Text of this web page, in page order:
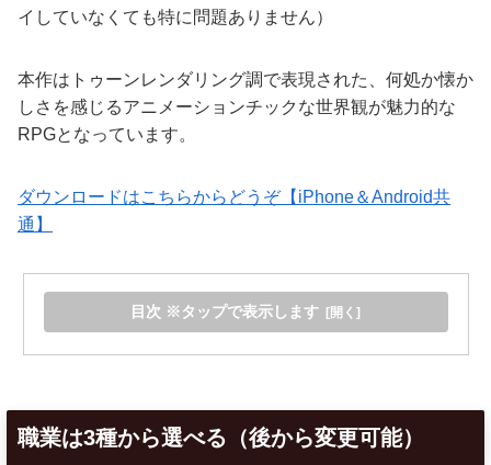
イしていなくても特に問題ありません）
本作はトゥーンレンダリング調で表現された、何処か懐か
しさを感じるアニメーションチックな世界観が魅力的な
RPGとなっています。
ダウンロードはこちらからどうぞ【iPhone＆Android共
通】
目次 ※タップで表示します
職業は3種から選べる（後から変更可能）